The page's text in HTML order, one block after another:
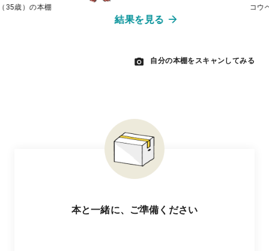
歳）の本棚
結果を見る
コウヘ
自分の本棚をスキャンしてみる
本と一緒に、ご準備ください